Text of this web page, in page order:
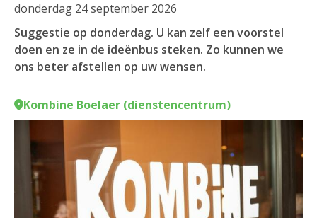
donderdag 24 september 2026
Suggestie op donderdag. U kan zelf een voorstel
doen en ze in de ideënbus steken. Zo kunnen we
ons beter afstellen op uw wensen.
Kombine Boelaer (dienstencentrum)